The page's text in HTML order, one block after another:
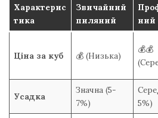
Характерис
тика
Звичайний
пиляний
ний
Ціна за куб 💰 (Низька)
💰💰
Усадка
Значна (5-
7%)
5%)